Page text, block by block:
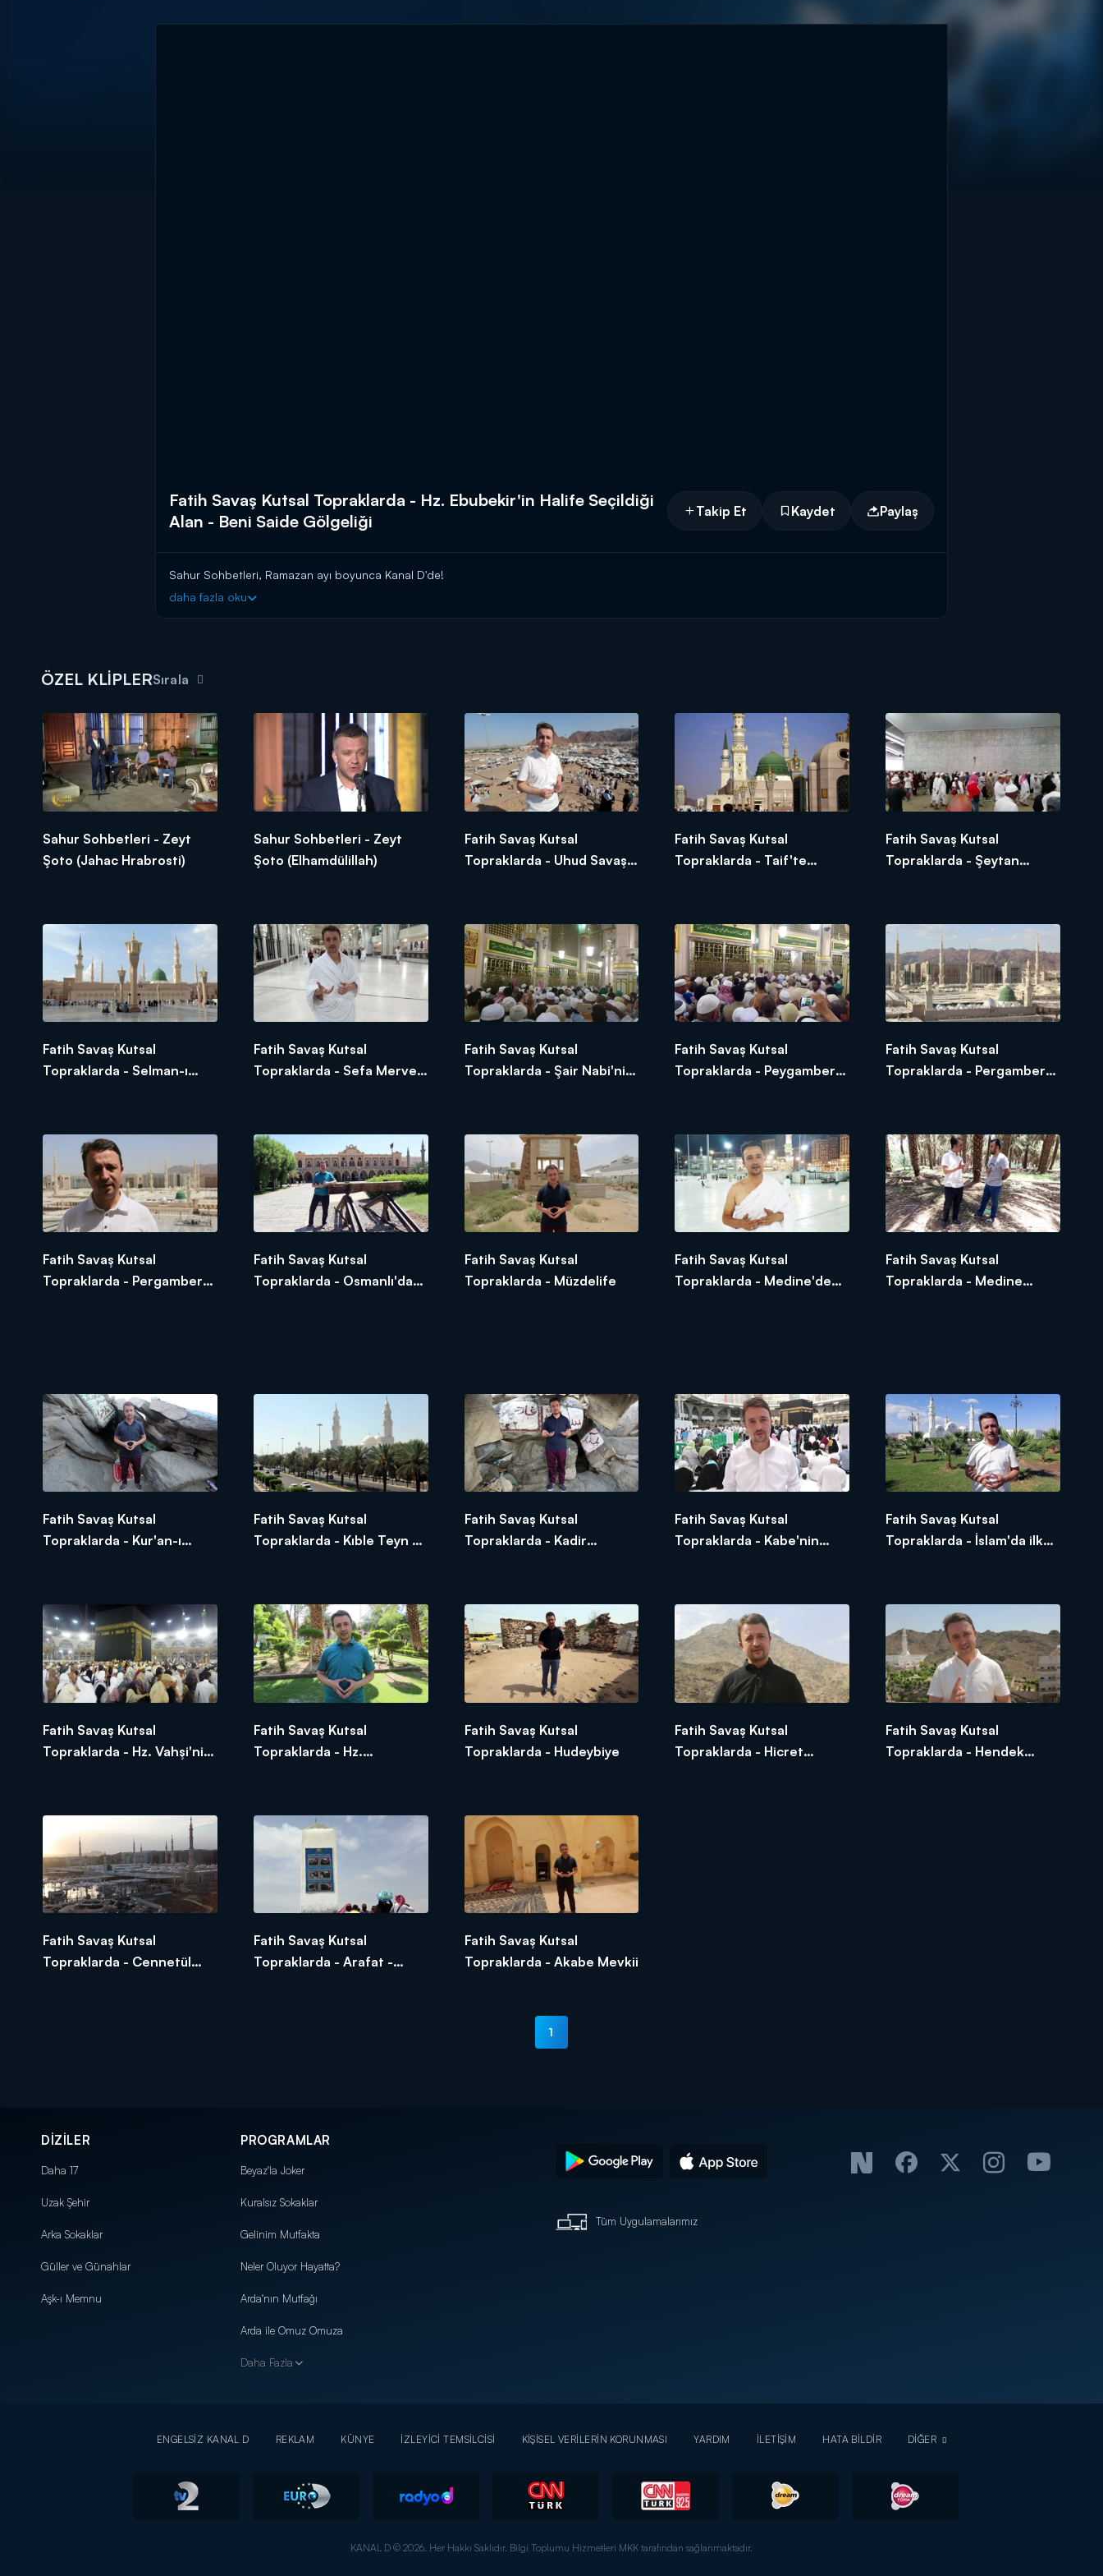
Fatih Savaş Kutsal Topraklarda - Hz. Ebubekir'in Halife Seçildiği
Alan - Beni Saide Gölgeliği
Takip Et Kaydet Paylaş
Sahur Sohbetleri, Ramazan ayı boyunca Kanal D'de!
daha fazla oku
ÖZEL KLİPLERSırala
Sahur Sohbetleri - Zeyt
Şoto (Jahac Hrabrosti)
Sahur Sohbetleri - Zeyt
Şoto (Elhamdülillah)
Fatih Savaş Kutsal
Topraklarda - Uhud Savaşı
Fatih Savaş Kutsal
Topraklarda - Taif'te
Fatih Savaş Kutsal
Topraklarda - Şeytan
Fatih Savaş Kutsal
Topraklarda - Selman-ı
Fatih Savaş Kutsal
Topraklarda - Sefa Merve
Fatih Savaş Kutsal
Topraklarda - Şair Nabi'nin
Fatih Savaş Kutsal
Topraklarda - Peygamber
Fatih Savaş Kutsal
Topraklarda - Pergamber
Fatih Savaş Kutsal
Topraklarda - Pergamber
Fatih Savaş Kutsal
Topraklarda - Osmanlı'da
Fatih Savaş Kutsal
Topraklarda - Müzdelife
Fatih Savaş Kutsal
Topraklarda - Medine'den
Fatih Savaş Kutsal
Topraklarda - Medine
Fatih Savaş Kutsal
Topraklarda - Kur'an-ı
Fatih Savaş Kutsal
Topraklarda - Kıble Teyn ve
Fatih Savaş Kutsal
Topraklarda - Kadir
Fatih Savaş Kutsal
Topraklarda - Kabe'nin
Fatih Savaş Kutsal
Topraklarda - İslam'da ilk
Fatih Savaş Kutsal
Topraklarda - Hz. Vahşi'nin
Fatih Savaş Kutsal
Topraklarda - Hz.
Fatih Savaş Kutsal
Topraklarda - Hudeybiye
Fatih Savaş Kutsal
Topraklarda - Hicret
Fatih Savaş Kutsal
Topraklarda - Hendek
Fatih Savaş Kutsal
Topraklarda - Cennetül
Fatih Savaş Kutsal
Topraklarda - Arafat -
Fatih Savaş Kutsal
Topraklarda - Akabe Mevkii
1
DİZİLER
Daha 17
Uzak Şehir
Arka Sokaklar
Güller ve Günahlar
Aşk-ı Memnu
PROGRAMLAR
Beyaz'la Joker
Kuralsız Sokaklar
Gelinim Mutfakta
Neler Oluyor Hayatta?
Arda'nın Mutfağı
Arda ile Omuz Omuza
Daha Fazla
Tüm Uygulamalarımız
ENGELSİZ KANAL D REKLAM KÜNYE İZLEYİCİ TEMSİLCİSİ KİŞİSEL VERİLERİN KORUNMASI YARDIM İLETİŞİM HATA BİLDİR DİĞER
KANAL D © 2026. Her Hakkı Saklıdır. Bilgi Toplumu Hizmetleri MKK tarafından sağlanmaktadır.